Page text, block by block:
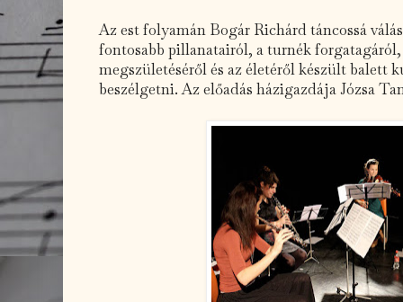
Az est folyamán Bogár Richárd táncossá
fontosabb pillanatairól, a turnék
megszületéséről és az életéről készült balett
beszélgetni. Az előadás házigazdája Józsa